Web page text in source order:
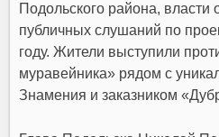
Подольского района, власти
публичных слушаний по
году. Жители выступили
муравейника» рядом с
Знамения и заказником